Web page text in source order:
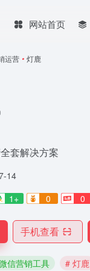
网站首页
运营 • 灯鹿
套解决方案
14
1+ 0 0
手机查看
信营销工具 # 灯鹿